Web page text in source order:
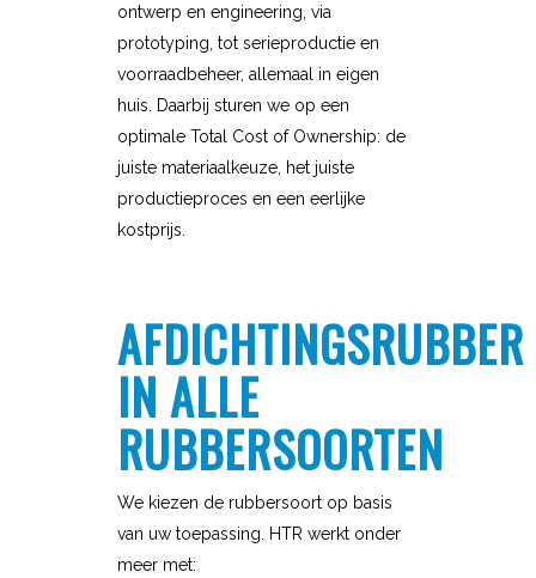
ontwerp en engineering, via
prototyping, tot serieproductie en
voorraadbeheer, allemaal in eigen
huis. Daarbij sturen we op een
optimale Total Cost of Ownership: de
juiste materiaalkeuze, het juiste
productieproces en een eerlijke
kostprijs.
AFDICHTINGSRUBBER
IN ALLE
RUBBERSOORTEN
We kiezen de rubbersoort op basis
van uw toepassing. HTR werkt onder
meer met: